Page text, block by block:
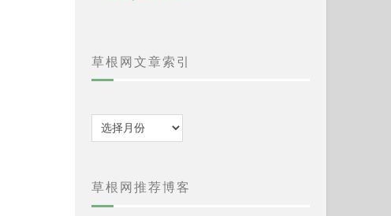
草根网文章索引
归
档
草根网推荐博客